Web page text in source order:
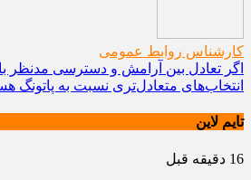
کارشناس روابط عمومی
اگر تعادل بین آرامش و دسترسی مدنظر
انتخاب‌های متعادل‌تری نسبت به
تایم لاین
16 دقیقه قبل